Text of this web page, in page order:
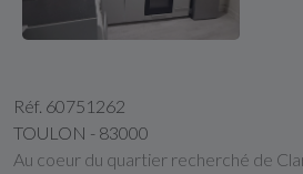
Réf. 60751262
TOULON - 83000
Au coeur du quartier recherché de